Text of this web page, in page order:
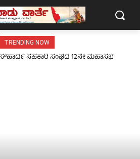
TRENDING NOW
ಸಹಕಾರಿ ಸಂಘದ 12ನೇ ಮಹಾಸಭೆ